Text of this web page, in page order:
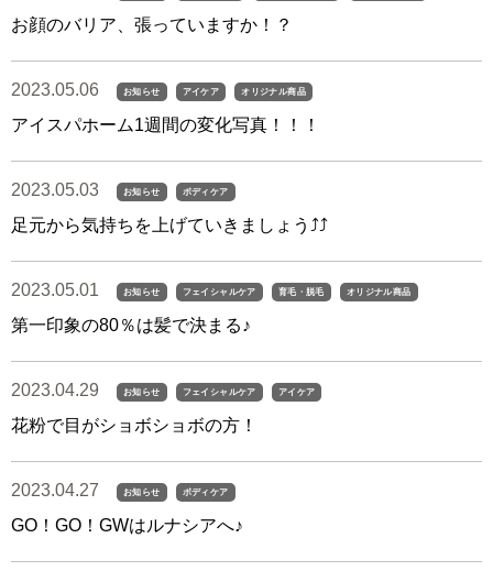
お顔のバリア、張っていますか！？
2023.05.06 お知らせ アイケア オリジナル商品
アイスパホーム1週間の変化写真！！！
2023.05.03 お知らせ ボディケア
足元から気持ちを上げていきましょう⤴︎⤴︎
2023.05.01 お知らせ フェイシャルケア 育毛・脱毛 オリジナル商品
第一印象の80％は髪で決まる♪
2023.04.29 お知らせ フェイシャルケア アイケア
花粉で目がショボショボの方！
2023.04.27 お知らせ ボディケア
GO！GO！GWはルナシアへ♪